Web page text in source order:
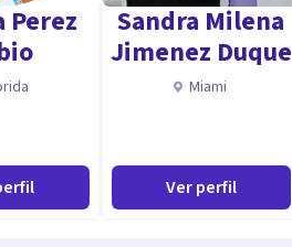
Perez
Sandra Milena
Jimenez Duque
Miami
Ver perfil